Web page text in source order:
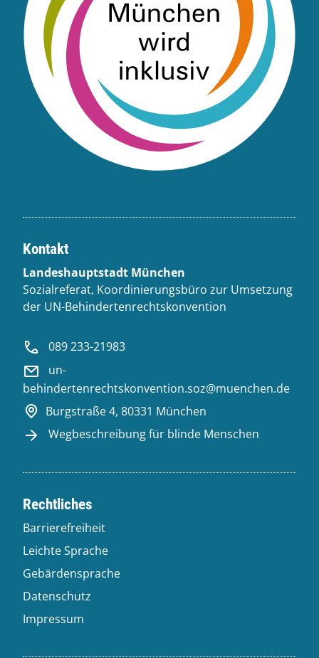
Kontakt
Landeshauptstadt München
Sozialreferat, Koordinierungsbüro zur Umsetzung
der UN-Behindertenrechtskonvention
089 233-21983
un-
behindertenrechtskonvention.soz@muenchen.de
Burgstraße 4, 80331 München
Wegbeschreibung für blinde Menschen
Rechtliches
Barrierefreiheit
Leichte Sprache
Gebärdensprache
Datenschutz
Impressum